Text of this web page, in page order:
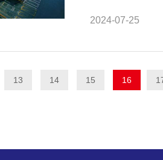
2024-07-25
13 14 15 16